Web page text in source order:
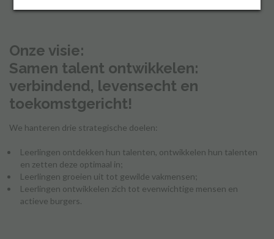
Onze visie:
Samen talent ontwikkelen:
verbindend, levensecht en
toekomstgericht!
We hanteren drie strategische doelen:
Leerlingen ontdekken hun talenten, ontwikkelen hun talenten
en zetten deze optimaal in;
Leerlingen groeien uit tot gewilde vakmensen;
Leerlingen ontwikkelen zich tot evenwichtige mensen en
actieve burgers.